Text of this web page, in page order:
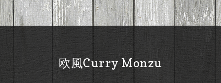
欧風Curry Monzu